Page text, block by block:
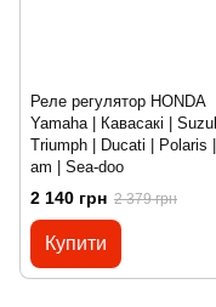
Реле регулятор HONDA
Yamaha | Кавасакі |
Triumph | Ducati | Polaris
am | Sea-doo
2 140 грн 2 379 грн
Купити